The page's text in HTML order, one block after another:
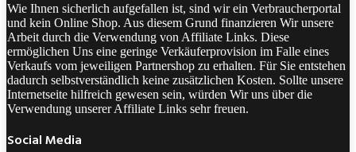
Wie Ihnen sicherlich aufgefallen ist, sind wir ein Verbraucherportal
und kein Online Shop. Aus diesem Grund finanzieren Wir unsere
Arbeit durch die Verwendung von Affiliate Links. Diese
ermöglichen Uns eine geringe Verkäuferprovision im Falle eines
Verkaufs vom jeweiligen Partnershop zu erhalten. Für Sie entstehen
dadurch selbstverständlich keine zusätzlichen Kosten. Sollte unsere
Internetseite hilfreich gewesen sein, würden Wir uns über die
Verwendung unserer Affiliate Links sehr freuen.
Social Media